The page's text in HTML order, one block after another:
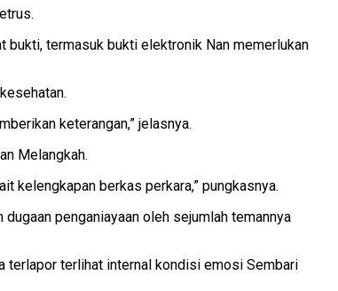
bukti, termasuk bukti elektronik Nan memerlukan
keterangan,” jelasnya.
Melangkah.
kelengkapan berkas perkara,” pungkasnya.
penganiayaan oleh sejumlah temannya
terlapor terlihat internal kondisi emosi Sembari